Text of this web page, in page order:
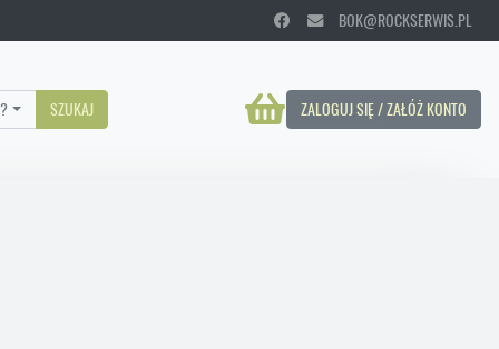
BOK@ROCKSERWIS.PL
ZALOGUJ SIĘ / ZAŁÓŻ KONTO
SZUKAJ